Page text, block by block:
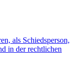
als Schiedsperson,
in der rechtlichen